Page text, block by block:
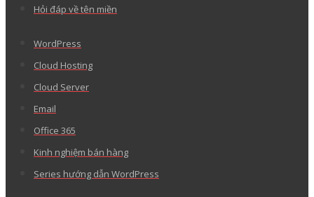
Hỏi đáp về tên miền
WordPress
Cloud Hosting
Cloud Server
Email
Office 365
Kinh nghiệm bán hàng
Series hướng dẫn WordPress